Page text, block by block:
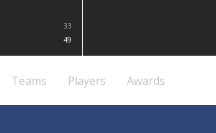
33
49
Teams Players Awards